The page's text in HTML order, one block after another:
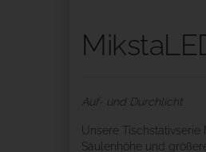
Auf- und Durchlicht
Unsere
Säulenhöhe und